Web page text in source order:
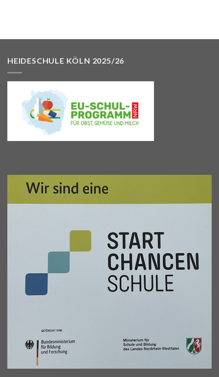
HEIDESCHULE KÖLN 2025/26